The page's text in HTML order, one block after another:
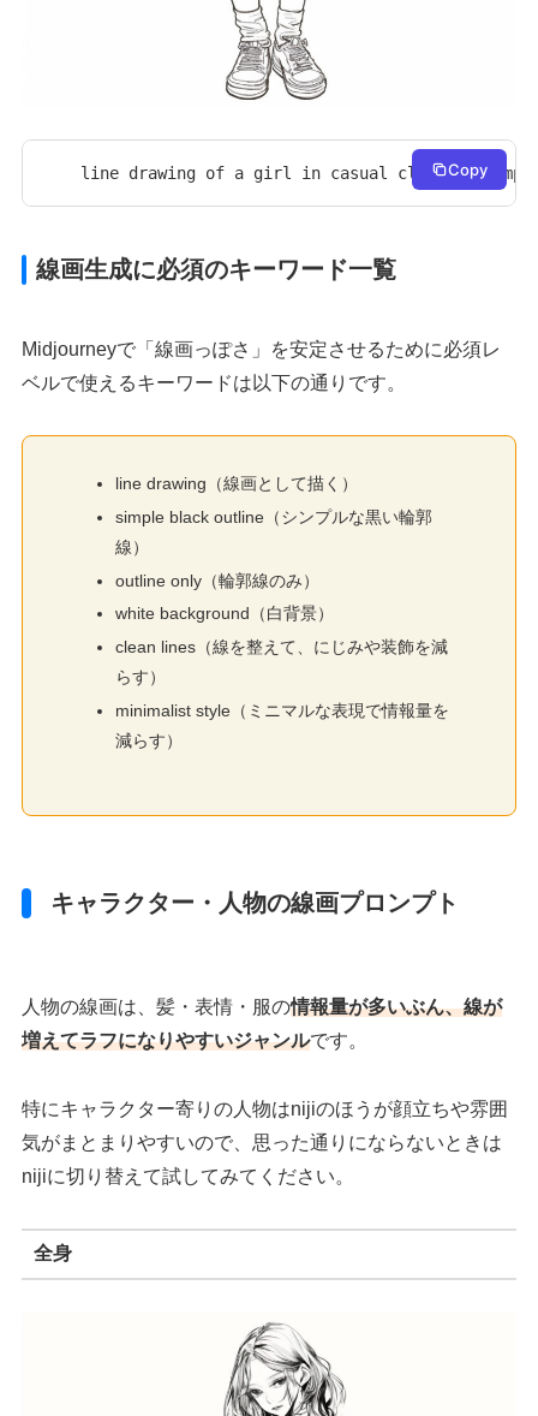
line drawing of a girl in casual clothes,
Copy
線画生成に必須のキーワード一覧
Midjourneyで「線画っぽさ」を安定させるために必須レ
ベルで使えるキーワードは以下の通りです。
line drawing（線画として描く）
simple black outline（シンプルな黒い輪郭
線）
outline only（輪郭線のみ）
white background（白背景）
clean lines（線を整えて、にじみや装飾を減
らす）
minimalist style（ミニマルな表現で情報量を
減らす）
キャラクター・人物の線画プロンプト
人物の線画は、髪・表情・服の情報量が多いぶん、線が
増えてラフになりやすいジャンルです。
特にキャラクター寄りの人物はnijiのほうが顔立ちや雰囲
気がまとまりやすいので、思った通りにならないときは
nijiに切り替えて試してみてください。
全身